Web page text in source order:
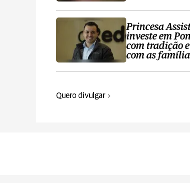
Princesa
investe em
com tradição
com as
Quero divulgar